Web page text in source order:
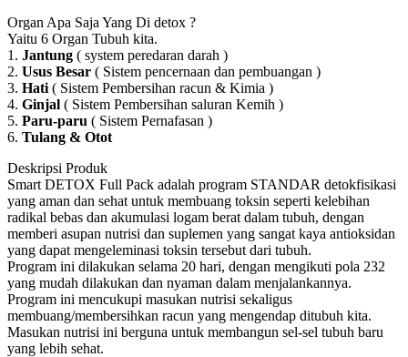
Organ Apa Saja Yang Di detox ?
Yaitu 6 Organ Tubuh kita.
1. Jantung ( system peredaran darah )
2. Usus Besar ( Sistem pencernaan dan pembuangan )
3. Hati ( Sistem Pembersihan racun & Kimia )
4. Ginjal ( Sistem Pembersihan saluran Kemih )
5. Paru-paru ( Sistem Pernafasan )
6. Tulang & Otot
Deskripsi Produk
Smart DETOX Full Pack adalah program STANDAR detokfisikasi
yang aman dan sehat untuk membuang toksin seperti kelebihan
radikal bebas dan akumulasi logam berat dalam tubuh, dengan
memberi asupan nutrisi dan suplemen yang sangat kaya antioksidan
yang dapat mengeleminasi toksin tersebut dari tubuh.
Program ini dilakukan selama 20 hari, dengan mengikuti pola 232
yang mudah dilakukan dan nyaman dalam menjalankannya.
Program ini mencukupi masukan nutrisi sekaligus
membuang/membersihkan racun yang mengendap ditubuh kita.
Masukan nutrisi ini berguna untuk membangun sel-sel tubuh baru
yang lebih sehat.